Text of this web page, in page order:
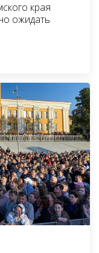
края
ожидать